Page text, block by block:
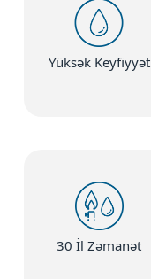
Yüksək Keyfiyyət
30 İl Zəmanət